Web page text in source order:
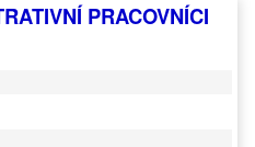
PRACOVNÍCI